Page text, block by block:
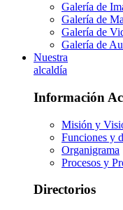
Galería de
Galería de
Galería de
Galería de
Nuestra
alcaldía
Información
Misión y
Funciones y
Organigrama
Procesos y
Directorios